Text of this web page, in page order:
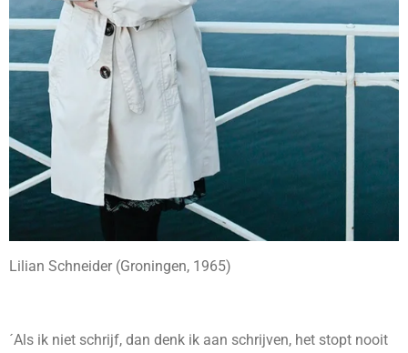
Lilian Schneider (Groningen, 1965)
´Als ik niet schrijf, dan denk ik aan schrijven, het stopt nooit